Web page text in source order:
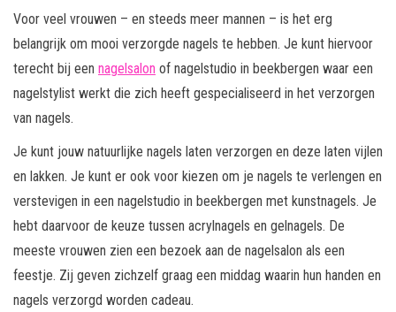
Voor veel vrouwen – en steeds meer mannen – is het erg
belangrijk om mooi verzorgde nagels te hebben. Je kunt hiervoor
terecht bij een nagelsalon of nagelstudio in beekbergen waar een
nagelstylist werkt die zich heeft gespecialiseerd in het verzorgen
van nagels.
Je kunt jouw natuurlijke nagels laten verzorgen en deze laten vijlen
en lakken. Je kunt er ook voor kiezen om je nagels te verlengen en
verstevigen in een nagelstudio in beekbergen met kunstnagels. Je
hebt daarvoor de keuze tussen acrylnagels en gelnagels. De
meeste vrouwen zien een bezoek aan de nagelsalon als een
feestje. Zij geven zichzelf graag een middag waarin hun handen en
nagels verzorgd worden cadeau.